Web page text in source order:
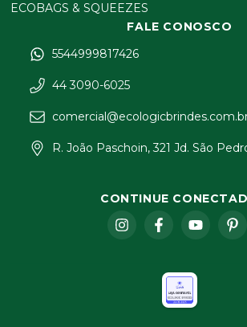
ECOBAGS & SQUEEZES
FALE CONOSCO
5544999817426
44 3090-6025
R. João Paschoin, 321 Jd. São
CONTINUE